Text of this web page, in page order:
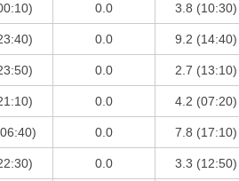
0.0 3.8 (10:30)
0.0 9.2 (14:40)
0.0 2.7 (13:10)
0.0 4.2 (07:20)
0.0 7.8 (17:10)
0.0 3.3 (12:50)